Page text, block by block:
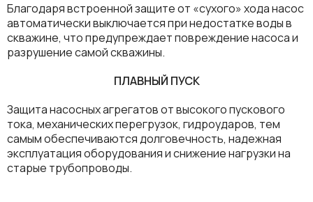
Благодаря встроенной защите от «сухого» хода насос
автоматически выключается при недостатке воды в
скважине, что предупреждает повреждение насоса и
разрушение самой скважины.
ПЛАВНЫЙ ПУСК
Защита насосных агрегатов от высокого пускового
тока, механических перегрузок, гидроударов, тем
самым обеспечиваются долговечность, надежная
эксплуатация оборудования и снижение нагрузки на
старые трубопроводы.